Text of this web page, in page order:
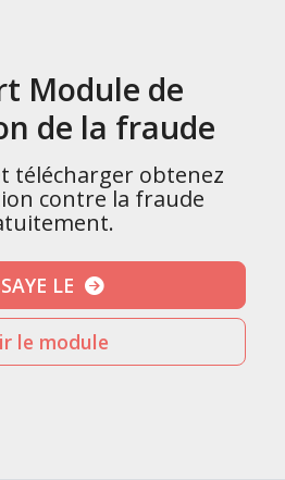
Module de
de la fraude
télécharger obtenez
contre la fraude
LE
le module